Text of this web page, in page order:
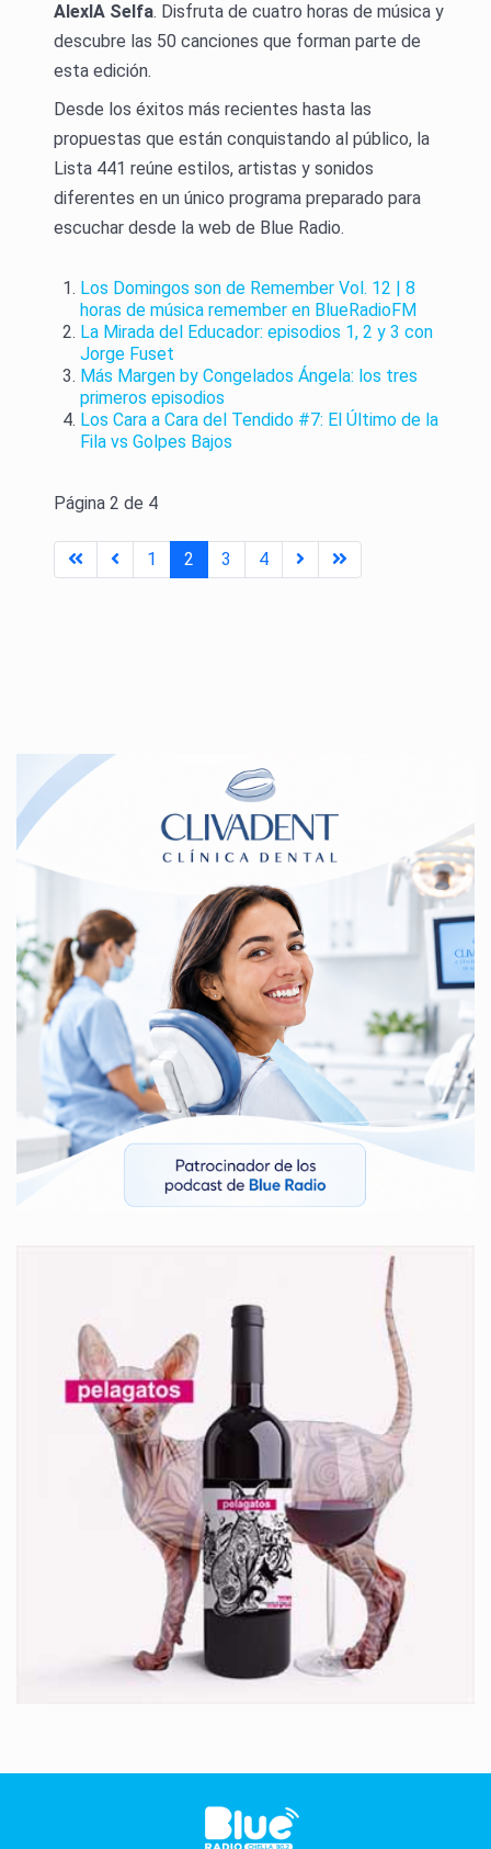
AlexIA Selfa. Disfruta de cuatro horas de música y
descubre las 50 canciones que forman parte de
esta edición.
Desde los éxitos más recientes hasta las
propuestas que están conquistando al público, la
Lista 441 reúne estilos, artistas y sonidos
diferentes en un único programa preparado para
escuchar desde la web de Blue Radio.
Los Domingos son de Remember Vol. 12 | 8
horas de música remember en BlueRadioFM
La Mirada del Educador: episodios 1, 2 y 3 con
Jorge Fuset
Más Margen by Congelados Ángela: los tres
primeros episodios
Los Cara a Cara del Tendido #7: El Último de la
Fila vs Golpes Bajos
Página 2 de 4
1 2 3 4